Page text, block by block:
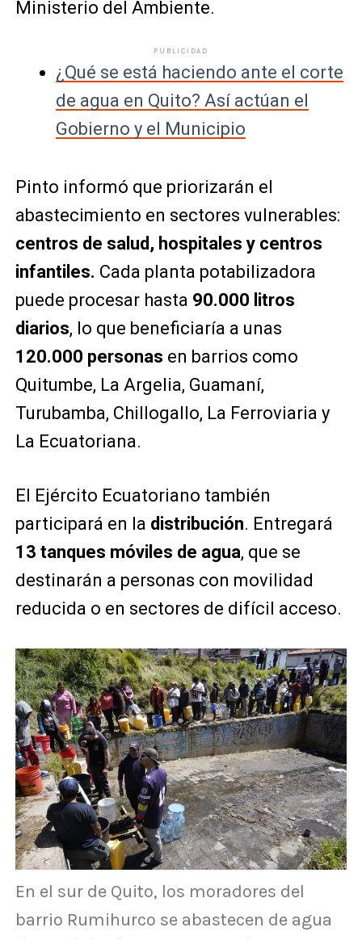
Ministerio del Ambiente.
PUBLICIDAD
¿Qué se está haciendo ante el corte
de agua en Quito? Así actúan el
Gobierno y el Municipio
Pinto informó que priorizarán el
abastecimiento en sectores vulnerables:
centros de salud, hospitales y centros
infantiles. Cada planta potabilizadora
puede procesar hasta 90.000 litros
diarios, lo que beneficiaría a unas
120.000 personas en barrios como
Quitumbe, La Argelia, Guamaní,
Turubamba, Chillogallo, La Ferroviaria y
La Ecuatoriana.
El Ejército Ecuatoriano también
participará en la distribución. Entregará
13 tanques móviles de agua, que se
destinarán a personas con movilidad
reducida o en sectores de difícil acceso.
En el sur de Quito, los moradores del
barrio Rumihurco se abastecen de agua